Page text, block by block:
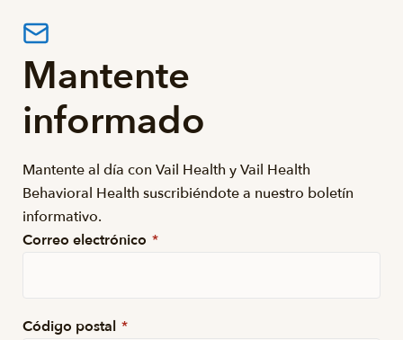
Mantente
informado
Mantente al día con Vail Health y Vail Health
Behavioral Health suscribiéndote a nuestro boletín
informativo.
Correo electrónico *
Código postal *